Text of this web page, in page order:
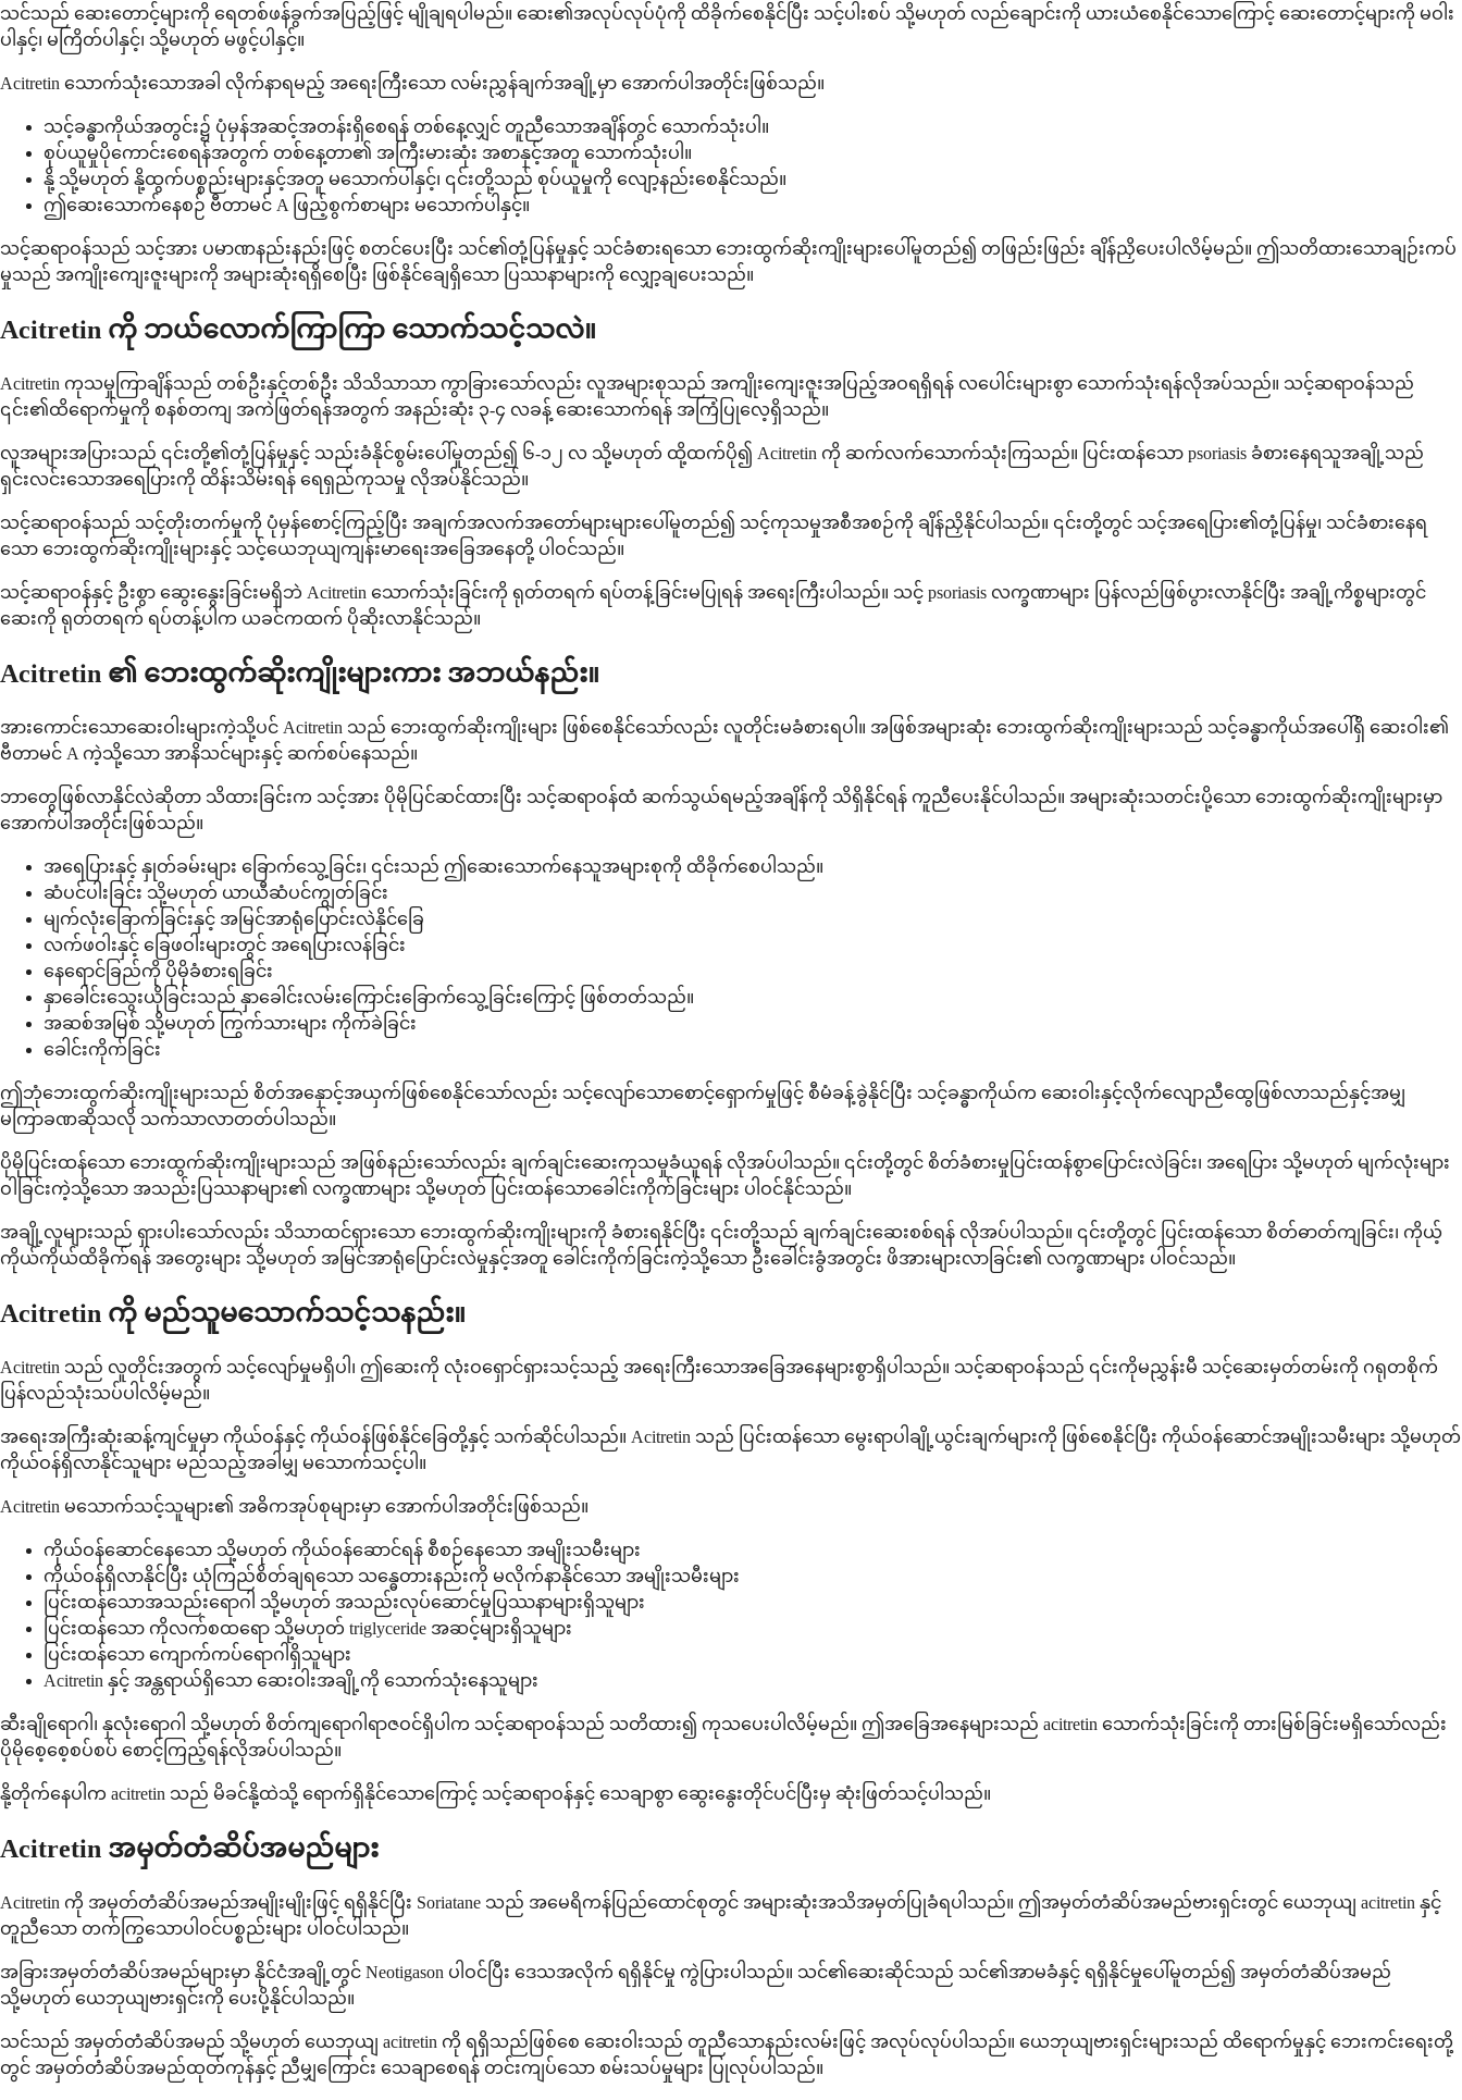
သင်သည် ဆေးတောင့်များကို ရေတစ်ဖန်ခွက်အပြည့်ဖြင့် မျိုချရပါမည်။ ဆေး၏အလုပ်လုပ်ပုံကို ထိခိုက်စေနိုင်ပြီး သင့်ပါးစပ် သို့မဟုတ် လည်ချောင်းကို ယားယံစေနိုင်သောကြောင့် ဆေးတောင့်များကို မဝါး
ပါနှင့်၊ မကြိတ်ပါနှင့်၊ သို့မဟုတ် မဖွင့်ပါနှင့်။
Acitretin သောက်သုံးသောအခါ လိုက်နာရမည့် အရေးကြီးသော လမ်းညွှန်ချက်အချို့မှာ အောက်ပါအတိုင်းဖြစ်သည်။
သင့်ခန္ဓာကိုယ်အတွင်း၌ ပုံမှန်အဆင့်အတန်းရှိစေရန် တစ်နေ့လျှင် တူညီသောအချိန်တွင် သောက်သုံးပါ။
စုပ်ယူမှုပိုကောင်းစေရန်အတွက် တစ်နေ့တာ၏ အကြီးမားဆုံး အစာနှင့်အတူ သောက်သုံးပါ။
နို့ သို့မဟုတ် နို့ထွက်ပစ္စည်းများနှင့်အတူ မသောက်ပါနှင့်၊ ၎င်းတို့သည် စုပ်ယူမှုကို လျော့နည်းစေနိုင်သည်။
ဤဆေးသောက်နေစဉ် ဗီတာမင် A ဖြည့်စွက်စာများ မသောက်ပါနှင့်။
သင့်ဆရာဝန်သည် သင့်အား ပမာဏနည်းနည်းဖြင့် စတင်ပေးပြီး သင်၏တုံ့ပြန်မှုနှင့် သင်ခံစားရသော ဘေးထွက်ဆိုးကျိုးများပေါ်မူတည်၍ တဖြည်းဖြည်း ချိန်ညှိပေးပါလိမ့်မည်။ ဤသတိထားသောချဉ်းကပ်
မှုသည် အကျိုးကျေးဇူးများကို အများဆုံးရရှိစေပြီး ဖြစ်နိုင်ချေရှိသော ပြဿနာများကို လျှော့ချပေးသည်။
Acitretin ကို ဘယ်လောက်ကြာကြာ သောက်သင့်သလဲ။
Acitretin ကုသမှုကြာချိန်သည် တစ်ဦးနှင့်တစ်ဦး သိသိသာသာ ကွာခြားသော်လည်း လူအများစုသည် အကျိုးကျေးဇူးအပြည့်အဝရရှိရန် လပေါင်းများစွာ သောက်သုံးရန်လိုအပ်သည်။ သင့်ဆရာဝန်သည်
၎င်း၏ထိရောက်မှုကို စနစ်တကျ အကဲဖြတ်ရန်အတွက် အနည်းဆုံး ၃-၄ လခန့် ဆေးသောက်ရန် အကြံပြုလေ့ရှိသည်။
လူအများအပြားသည် ၎င်းတို့၏တုံ့ပြန်မှုနှင့် သည်းခံနိုင်စွမ်းပေါ်မူတည်၍ ၆-၁၂ လ သို့မဟုတ် ထို့ထက်ပို၍ Acitretin ကို ဆက်လက်သောက်သုံးကြသည်။ ပြင်းထန်သော psoriasis ခံစားနေရသူအချို့သည်
ရှင်းလင်းသောအရေပြားကို ထိန်းသိမ်းရန် ရေရှည်ကုသမှု လိုအပ်နိုင်သည်။
သင့်ဆရာဝန်သည် သင့်တိုးတက်မှုကို ပုံမှန်စောင့်ကြည့်ပြီး အချက်အလက်အတော်များများပေါ်မူတည်၍ သင့်ကုသမှုအစီအစဉ်ကို ချိန်ညှိနိုင်ပါသည်။ ၎င်းတို့တွင် သင့်အရေပြား၏တုံ့ပြန်မှု၊ သင်ခံစားနေရ
သော ဘေးထွက်ဆိုးကျိုးများနှင့် သင့်ယေဘုယျကျန်းမာရေးအခြေအနေတို့ ပါဝင်သည်။
သင့်ဆရာဝန်နှင့် ဦးစွာ ဆွေးနွေးခြင်းမရှိဘဲ Acitretin သောက်သုံးခြင်းကို ရုတ်တရက် ရပ်တန့်ခြင်းမပြုရန် အရေးကြီးပါသည်။ သင့် psoriasis လက္ခဏာများ ပြန်လည်ဖြစ်ပွားလာနိုင်ပြီး အချို့ကိစ္စများတွင်
ဆေးကို ရုတ်တရက် ရပ်တန့်ပါက ယခင်ကထက် ပိုဆိုးလာနိုင်သည်။
Acitretin ၏ ဘေးထွက်ဆိုးကျိုးများကား အဘယ်နည်း။
အားကောင်းသောဆေးဝါးများကဲ့သို့ပင် Acitretin သည် ဘေးထွက်ဆိုးကျိုးများ ဖြစ်စေနိုင်သော်လည်း လူတိုင်းမခံစားရပါ။ အဖြစ်အများဆုံး ဘေးထွက်ဆိုးကျိုးများသည် သင့်ခန္ဓာကိုယ်အပေါ်ရှိ ဆေးဝါး၏
ဗီတာမင် A ကဲ့သို့သော အာနိသင်များနှင့် ဆက်စပ်နေသည်။
ဘာတွေဖြစ်လာနိုင်လဲဆိုတာ သိထားခြင်းက သင့်အား ပိုမိုပြင်ဆင်ထားပြီး သင့်ဆရာဝန်ထံ ဆက်သွယ်ရမည့်အချိန်ကို သိရှိနိုင်ရန် ကူညီပေးနိုင်ပါသည်။ အများဆုံးသတင်းပို့သော ဘေးထွက်ဆိုးကျိုးများမှာ
အောက်ပါအတိုင်းဖြစ်သည်။
အရေပြားနှင့် နှုတ်ခမ်းများ ခြောက်သွေ့ခြင်း၊ ၎င်းသည် ဤဆေးသောက်နေသူအများစုကို ထိခိုက်စေပါသည်။
ဆံပင်ပါးခြင်း သို့မဟုတ် ယာယီဆံပင်ကျွတ်ခြင်း
မျက်လုံးခြောက်ခြင်းနှင့် အမြင်အာရုံပြောင်းလဲနိုင်ခြေ
လက်ဖဝါးနှင့် ခြေဖဝါးများတွင် အရေပြားလန်ခြင်း
နေရောင်ခြည်ကို ပိုမိုခံစားရခြင်း
နှာခေါင်းသွေးယိုခြင်းသည် နှာခေါင်းလမ်းကြောင်းခြောက်သွေ့ခြင်းကြောင့် ဖြစ်တတ်သည်။
အဆစ်အမြစ် သို့မဟုတ် ကြွက်သားများ ကိုက်ခဲခြင်း
ခေါင်းကိုက်ခြင်း
ဤဘုံဘေးထွက်ဆိုးကျိုးများသည် စိတ်အနှောင့်အယှက်ဖြစ်စေနိုင်သော်လည်း သင့်လျော်သောစောင့်ရှောက်မှုဖြင့် စီမံခန့်ခွဲနိုင်ပြီး သင့်ခန္ဓာကိုယ်က ဆေးဝါးနှင့်လိုက်လျောညီထွေဖြစ်လာသည်နှင့်အမျှ
မကြာခဏဆိုသလို သက်သာလာတတ်ပါသည်။
ပိုမိုပြင်းထန်သော ဘေးထွက်ဆိုးကျိုးများသည် အဖြစ်နည်းသော်လည်း ချက်ချင်းဆေးကုသမှုခံယူရန် လိုအပ်ပါသည်။ ၎င်းတို့တွင် စိတ်ခံစားမှုပြင်းထန်စွာပြောင်းလဲခြင်း၊ အရေပြား သို့မဟုတ် မျက်လုံးများ
ဝါခြင်းကဲ့သို့သော အသည်းပြဿနာများ၏ လက္ခဏာများ သို့မဟုတ် ပြင်းထန်သောခေါင်းကိုက်ခြင်းများ ပါဝင်နိုင်သည်။
အချို့လူများသည် ရှားပါးသော်လည်း သိသာထင်ရှားသော ဘေးထွက်ဆိုးကျိုးများကို ခံစားရနိုင်ပြီး ၎င်းတို့သည် ချက်ချင်းဆေးစစ်ရန် လိုအပ်ပါသည်။ ၎င်းတို့တွင် ပြင်းထန်သော စိတ်ဓာတ်ကျခြင်း၊ ကိုယ့်
ကိုယ်ကိုယ်ထိခိုက်ရန် အတွေးများ သို့မဟုတ် အမြင်အာရုံပြောင်းလဲမှုနှင့်အတူ ခေါင်းကိုက်ခြင်းကဲ့သို့သော ဦးခေါင်းခွံအတွင်း ဖိအားများလာခြင်း၏ လက္ခဏာများ ပါဝင်သည်။
Acitretin ကို မည်သူမသောက်သင့်သနည်း။
Acitretin သည် လူတိုင်းအတွက် သင့်လျော်မှုမရှိပါ၊ ဤဆေးကို လုံးဝရှောင်ရှားသင့်သည့် အရေးကြီးသောအခြေအနေများစွာရှိပါသည်။ သင့်ဆရာဝန်သည် ၎င်းကိုမညွှန်းမီ သင့်ဆေးမှတ်တမ်းကို ဂရုတစိုက်
ပြန်လည်သုံးသပ်ပါလိမ့်မည်။
အရေးအကြီးဆုံးဆန့်ကျင်မှုမှာ ကိုယ်ဝန်နှင့် ကိုယ်ဝန်ဖြစ်နိုင်ခြေတို့နှင့် သက်ဆိုင်ပါသည်။ Acitretin သည် ပြင်းထန်သော မွေးရာပါချို့ယွင်းချက်များကို ဖြစ်စေနိုင်ပြီး ကိုယ်ဝန်ဆောင်အမျိုးသမီးများ သို့မဟုတ်
ကိုယ်ဝန်ရှိလာနိုင်သူများ မည်သည့်အခါမျှ မသောက်သင့်ပါ။
Acitretin မသောက်သင့်သူများ၏ အဓိကအုပ်စုများမှာ အောက်ပါအတိုင်းဖြစ်သည်။
ကိုယ်ဝန်ဆောင်နေသော သို့မဟုတ် ကိုယ်ဝန်ဆောင်ရန် စီစဉ်နေသော အမျိုးသမီးများ
ကိုယ်ဝန်ရှိလာနိုင်ပြီး ယုံကြည်စိတ်ချရသော သန္ဓေတားနည်းကို မလိုက်နာနိုင်သော အမျိုးသမီးများ
ပြင်းထန်သောအသည်းရောဂါ သို့မဟုတ် အသည်းလုပ်ဆောင်မှုပြဿနာများရှိသူများ
ပြင်းထန်သော ကိုလက်စထရော သို့မဟုတ် triglyceride အဆင့်များရှိသူများ
ပြင်းထန်သော ကျောက်ကပ်ရောဂါရှိသူများ
Acitretin နှင့် အန္တရာယ်ရှိသော ဆေးဝါးအချို့ကို သောက်သုံးနေသူများ
ဆီးချိုရောဂါ၊ နှလုံးရောဂါ သို့မဟုတ် စိတ်ကျရောဂါရာဇဝင်ရှိပါက သင့်ဆရာဝန်သည် သတိထား၍ ကုသပေးပါလိမ့်မည်။ ဤအခြေအနေများသည် acitretin သောက်သုံးခြင်းကို တားမြစ်ခြင်းမရှိသော်လည်း
ပိုမိုစေ့စေ့စပ်စပ် စောင့်ကြည့်ရန်လိုအပ်ပါသည်။
နို့တိုက်နေပါက acitretin သည် မိခင်နို့ထဲသို့ ရောက်ရှိနိုင်သောကြောင့် သင့်ဆရာဝန်နှင့် သေချာစွာ ဆွေးနွေးတိုင်ပင်ပြီးမှ ဆုံးဖြတ်သင့်ပါသည်။
Acitretin အမှတ်တံဆိပ်အမည်များ
Acitretin ကို အမှတ်တံဆိပ်အမည်အမျိုးမျိုးဖြင့် ရရှိနိုင်ပြီး Soriatane သည် အမေရိကန်ပြည်ထောင်စုတွင် အများဆုံးအသိအမှတ်ပြုခံရပါသည်။ ဤအမှတ်တံဆိပ်အမည်ဗားရှင်းတွင် ယေဘုယျ acitretin နှင့်
တူညီသော တက်ကြွသောပါဝင်ပစ္စည်းများ ပါဝင်ပါသည်။
အခြားအမှတ်တံဆိပ်အမည်များမှာ နိုင်ငံအချို့တွင် Neotigason ပါဝင်ပြီး ဒေသအလိုက် ရရှိနိုင်မှု ကွဲပြားပါသည်။ သင်၏ဆေးဆိုင်သည် သင်၏အာမခံနှင့် ရရှိနိုင်မှုပေါ်မူတည်၍ အမှတ်တံဆိပ်အမည်
သို့မဟုတ် ယေဘုယျဗားရှင်းကို ပေးပို့နိုင်ပါသည်။
သင်သည် အမှတ်တံဆိပ်အမည် သို့မဟုတ် ယေဘုယျ acitretin ကို ရရှိသည်ဖြစ်စေ ဆေးဝါးသည် တူညီသောနည်းလမ်းဖြင့် အလုပ်လုပ်ပါသည်။ ယေဘုယျဗားရှင်းများသည် ထိရောက်မှုနှင့် ဘေးကင်းရေးတို့
တွင် အမှတ်တံဆိပ်အမည်ထုတ်ကုန်နှင့် ညီမျှကြောင်း သေချာစေရန် တင်းကျပ်သော စမ်းသပ်မှုများ ပြုလုပ်ပါသည်။